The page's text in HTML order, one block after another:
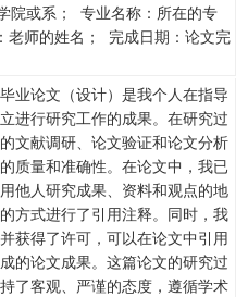
院或系； 专业名称：所在的专
老师的姓名； 完成日期：论文完
业论文（设计）是我个人在指导
进行研究工作的成果。在研究过
文献调研、论文验证和论文分析
质量和准确性。在论文中，我已
他人研究成果、资料和观点的地
方式进行了引用注释。同时，我
获得了许可，可以在论文中引用
的论文成果。这篇论文的研究过
了客观、严谨的态度，遵循学术